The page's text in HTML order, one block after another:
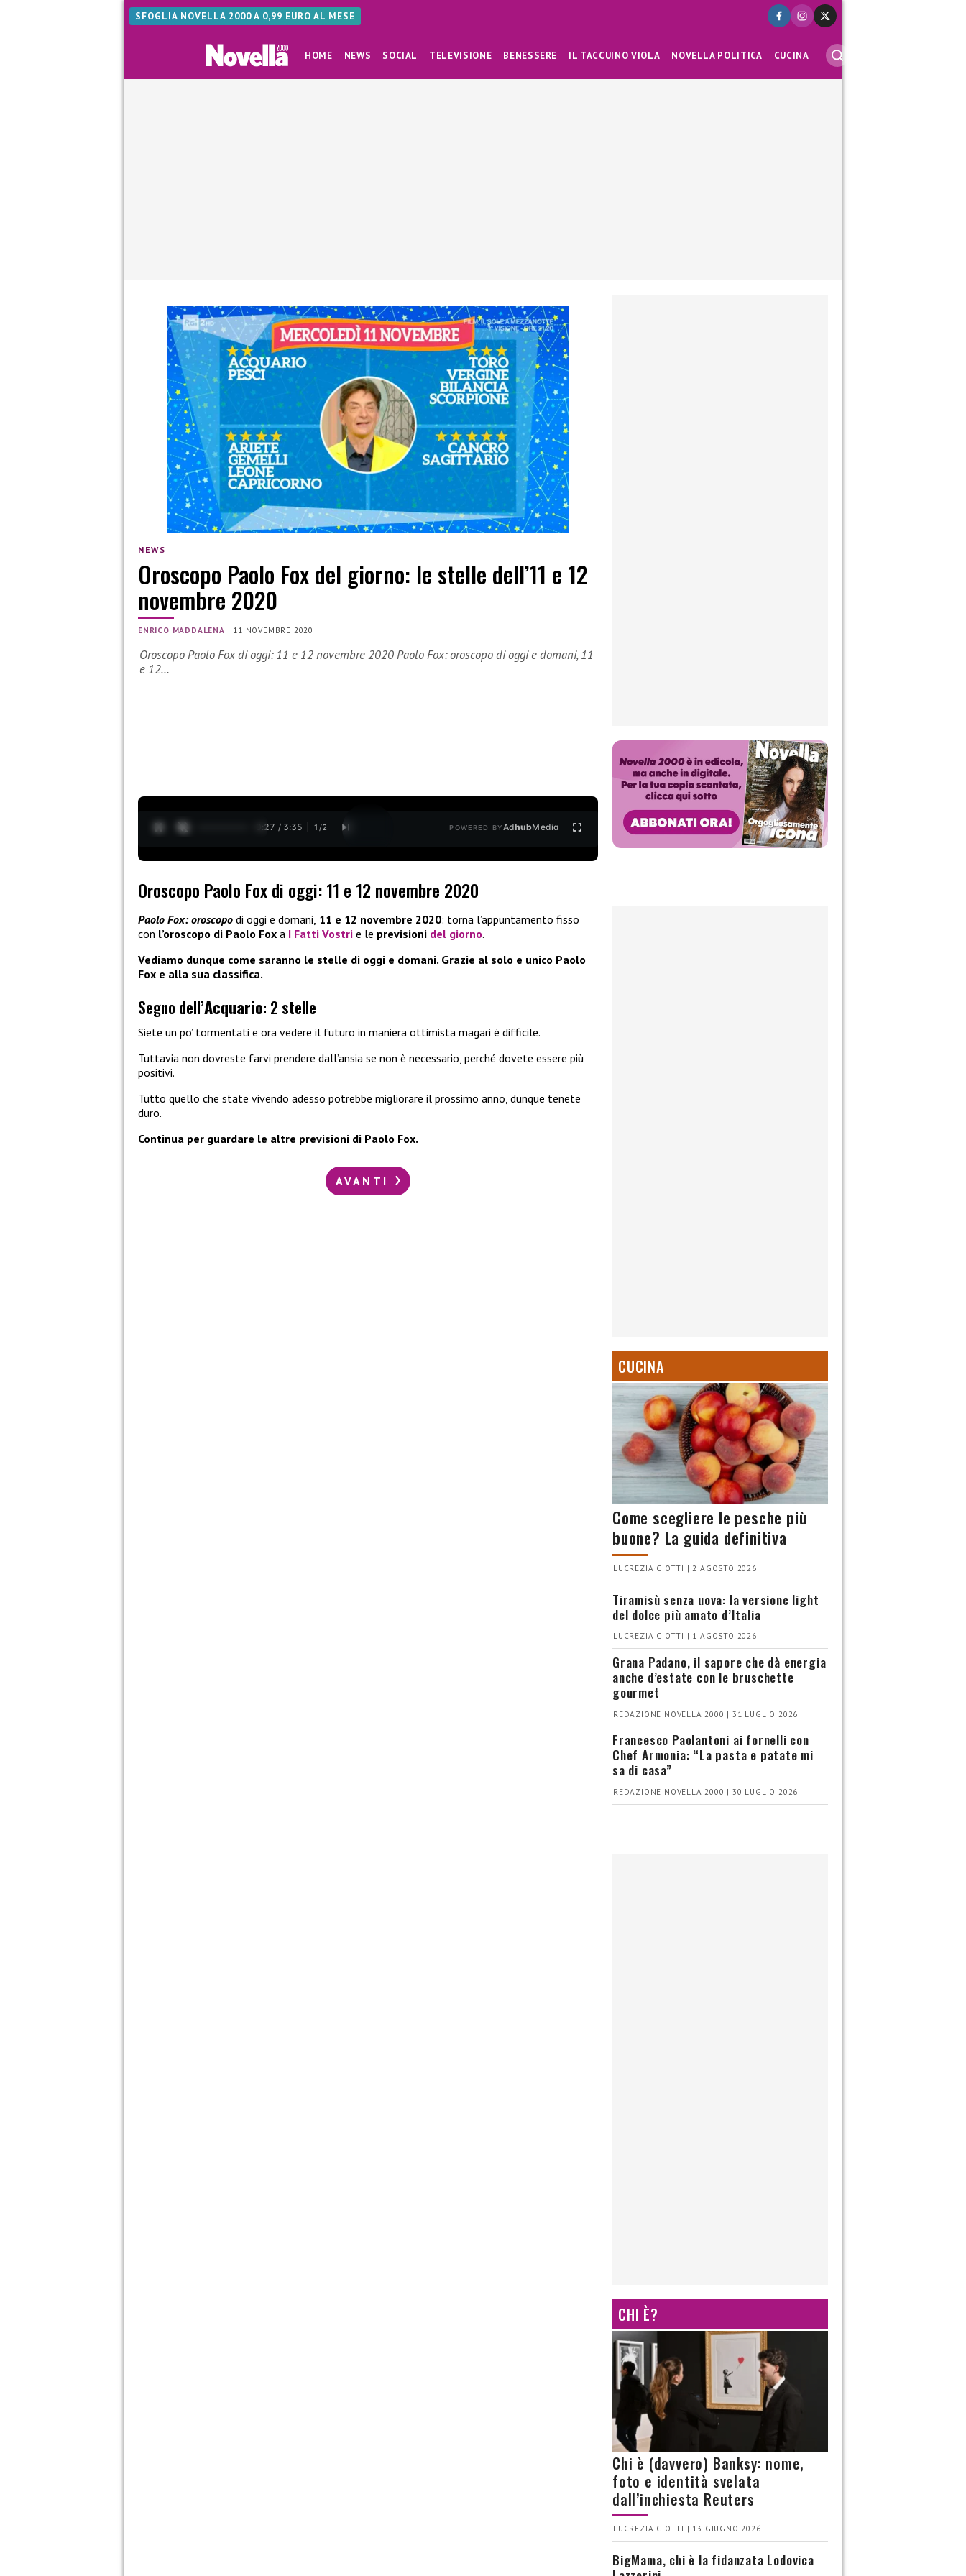
SFOGLIA NOVELLA 2000 A 0,99 EURO AL MESE
HOME NEWS SOCIAL TELEVISIONE BENESSERE IL TACCUINO VIOLA NOVELLA POLITICA CUCINA
NEWS
Oroscopo Paolo Fox del giorno: le stelle dell’11 e 12
novembre 2020
ENRICO MADDALENA | 11 NOVEMBRE 2020
Oroscopo Paolo Fox di oggi: 11 e 12 novembre 2020 Paolo Fox: oroscopo di oggi e domani, 11
e 12…
0:28 / 3:35 1 /2 POWERED BYAdhubMedia
Oroscopo Paolo Fox di oggi: 11 e 12 novembre 2020
Paolo Fox: oroscopo di oggi e domani, 11 e 12 novembre 2020: torna l’appuntamento fisso
con l’oroscopo di Paolo Fox a I Fatti Vostri e le previsioni del giorno.
Vediamo dunque come saranno le stelle di oggi e domani. Grazie al solo e unico Paolo
Fox e alla sua classifica.
Segno dell’Acquario: 2 stelle
Siete un po’ tormentati e ora vedere il futuro in maniera ottimista magari è difficile.
Tuttavia non dovreste farvi prendere dall’ansia se non è necessario, perché dovete essere più
positivi.
Tutto quello che state vivendo adesso potrebbe migliorare il prossimo anno, dunque tenete
duro.
Continua per guardare le altre previsioni di Paolo Fox.
AVANTI
CUCINA
Come scegliere le pesche più
buone? La guida definitiva
LUCREZIA CIOTTI | 2 AGOSTO 2026
Tiramisù senza uova: la versione light
del dolce più amato d’Italia
LUCREZIA CIOTTI | 1 AGOSTO 2026
Grana Padano, il sapore che dà energia
anche d’estate con le bruschette
gourmet
REDAZIONE NOVELLA 2000 | 31 LUGLIO 2026
Francesco Paolantoni ai fornelli con
Chef Armonia: “La pasta e patate mi
sa di casa”
REDAZIONE NOVELLA 2000 | 30 LUGLIO 2026
CHI È?
Chi è (davvero) Banksy: nome,
foto e identità svelata
dall’inchiesta Reuters
LUCREZIA CIOTTI | 13 GIUGNO 2026
BigMama, chi è la fidanzata Lodovica